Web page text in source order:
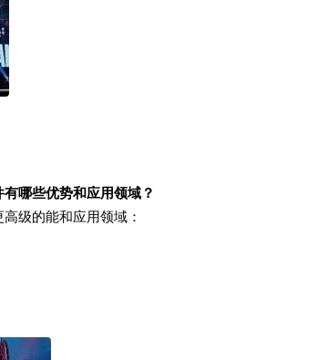
哪些优势和应用领域？
级的能和应用领域：